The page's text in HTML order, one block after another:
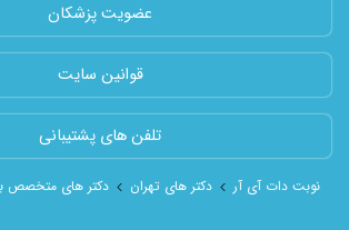
عضویت پزشکان
قوانین سایت
تلفن های پشتیبانی
نوبت دات آی آر دکتر های تهران دکتر های متخصص